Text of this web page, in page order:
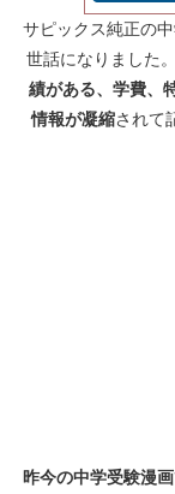
サピックス純正の
世話になりました。
績がある、学費、
情報が凝縮されて
昨今の中学受験漫